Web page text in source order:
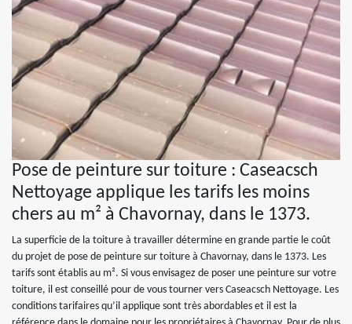
Pose de peinture sur toiture : Caseacsch
Nettoyage applique les tarifs les moins
chers au m² à Chavornay, dans le 1373.
La superficie de la toiture à travailler détermine en grande partie le coût
du projet de pose de peinture sur toiture à Chavornay, dans le 1373. Les
tarifs sont établis au m². Si vous envisagez de poser une peinture sur votre
toiture, il est conseillé pour de vous tourner vers Caseacsch Nettoyage. Les
conditions tarifaires qu’il applique sont très abordables et il est la